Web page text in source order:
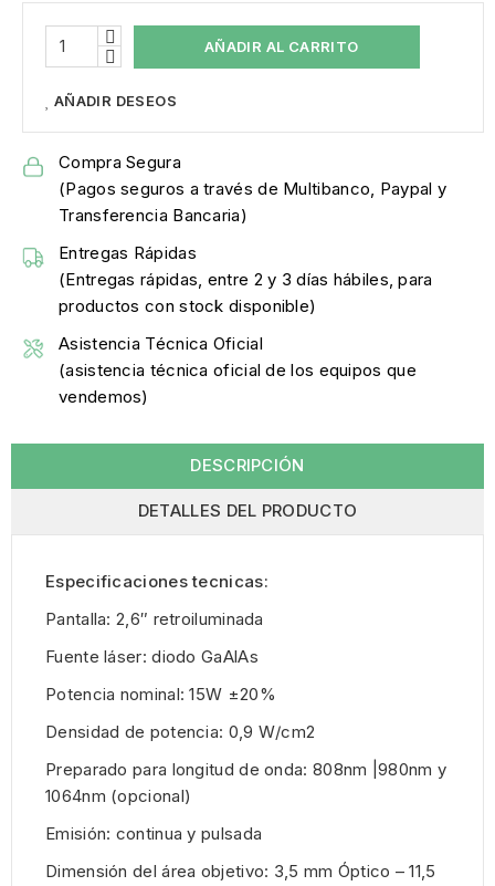
AÑADIR AL CARRITO
AÑADIR DESEOS
Compra Segura
(Pagos seguros a través de Multibanco, Paypal y
Transferencia Bancaria)
Entregas Rápidas
(Entregas rápidas, entre 2 y 3 días hábiles, para
productos con stock disponible)
Asistencia Técnica Oficial
(asistencia técnica oficial de los equipos que
vendemos)
DESCRIPCIÓN
DETALLES DEL PRODUCTO
Especificaciones tecnicas:
Pantalla: 2,6″ retroiluminada
Fuente láser: diodo GaAlAs
Potencia nominal: 15W ±20%
Densidad de potencia: 0,9 W/cm2
Preparado para longitud de onda: 808nm |980nm y
1064nm (opcional)
Emisión: continua y pulsada
Dimensión del área objetivo: 3,5 mm Óptico – 11,5